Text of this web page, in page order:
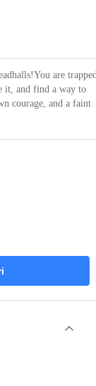
are
it, and find a way to
courage, and a faint